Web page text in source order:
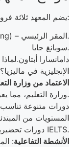
يضم المعهد ثلاثة فروع رئيسية في ماليزيا:
كوالالمبور (Bukit Bintang) – المقر الرئيسي.
سوبانغ جايا.
دامانسارا
الإنجليزية في ماليزيا؟
الاعتماد من وزارة
وزارة التعليم، مما يعزز مصداقيته وجودة التدريس.
المستويات من
دورات تحضيرية لاختبارات اللغة الدولية مثل IELTS.
الأنشطة التفاعلية: